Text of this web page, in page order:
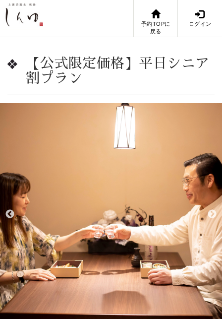
予約TOPに
戻る
ログイン
【公式限定価格】平日シニア
割プラン